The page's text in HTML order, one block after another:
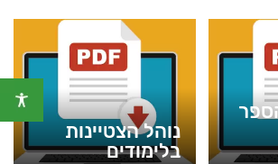
נוהל הצטיינות
בלימודים